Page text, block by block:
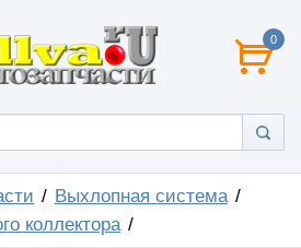
0
Выхлопная система
коллектора